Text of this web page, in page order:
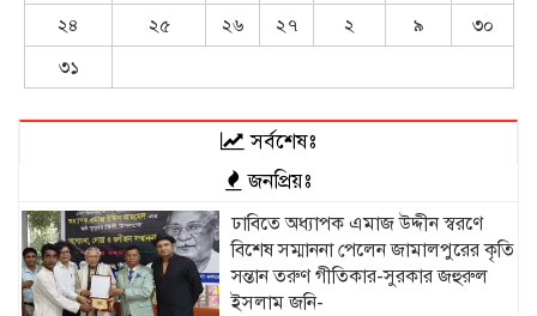
২৪
২৫ ২৬ ২৭ ২ ৯
৩০
৩১
সর্বশেষঃ
জনপ্রিয়ঃ
ঢাবিতে অধ্যাপক এমাজ উদ্দীন স্বরণে
বিশেষ সম্মাননা পেলেন জামালপুরের কৃতি
সন্তান তরুণ গীতিকার-সুরকার জহুরুল
ইসলাম জনি-